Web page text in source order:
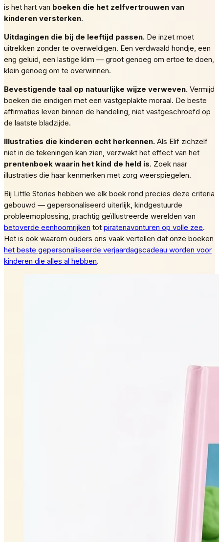
is het hart van boeken die het zelfvertrouwen van
kinderen versterken.
Uitdagingen die bij de leeftijd passen. De inzet moet
uitrekken zonder te overweldigen. Een verdwaald hondje, een
eng geluid, een lastige klim — groot genoeg om ertoe te doen,
klein genoeg om te overwinnen.
Bevestigende taal op natuurlijke wijze verweven. Vermijd
boeken die eindigen met een vastgeplakte moraal. De beste
affirmaties leven binnen de handeling, niet vastgeschroefd op
de laatste bladzijde.
Illustraties die kinderen echt herkennen. Als Elif zichzelf
niet in de tekeningen kan zien, verzwakt het effect van het
prentenboek waarin het kind de held is. Zoek naar
illustraties die haar kenmerken met zorg weerspiegelen.
Bij Little Stories hebben we elk boek rond precies deze criteria
gebouwd — gepersonaliseerd uiterlijk, kindgestuurde
probleemoplossing, prachtig geïllustreerde werelden van
betoverde eenhoornrijken tot piratenavonturen op volle zee.
Het is ook waarom ouders ons vaak vertellen dat onze boeken
het beste gepersonaliseerde verjaardagscadeau worden voor
kinderen die alles al hebben.